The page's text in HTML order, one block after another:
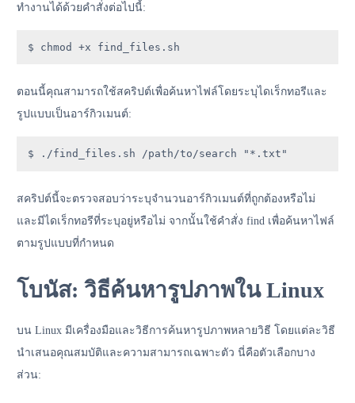
ทำงานได้ด้วยคำสั่งต่อไปนี้:
$ chmod +x find_files.sh
ตอนนี้คุณสามารถใช้สคริปต์เพื่อค้นหาไฟล์โดยระบุไดเร็กทอรีและ
รูปแบบเป็นอาร์กิวเมนต์:
$ ./find_files.sh /path/to/search "*.txt"
สคริปต์นี้จะตรวจสอบว่าระบุจำนวนอาร์กิวเมนต์ที่ถูกต้องหรือไม่
และมีไดเร็กทอรีที่ระบุอยู่หรือไม่ จากนั้นใช้คำสั่ง find เพื่อค้นหาไฟล์
ตามรูปแบบที่กำหนด
โบนัส: วิธีค้นหารูปภาพใน Linux
บน Linux มีเครื่องมือและวิธีการค้นหารูปภาพหลายวิธี โดยแต่ละวิธี
นำเสนอคุณสมบัติและความสามารถเฉพาะตัว นี่คือตัวเลือกบาง
ส่วน: